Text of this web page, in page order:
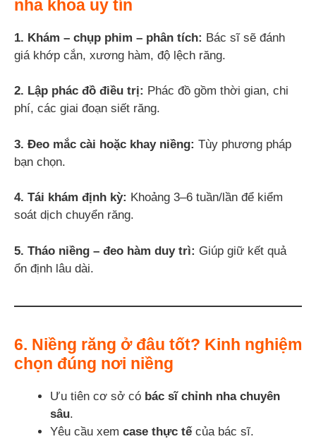
nha khoa uy tín
1. Khám – chụp phim – phân tích: Bác sĩ sẽ đánh
giá khớp cắn, xương hàm, độ lệch răng.
2. Lập phác đồ điều trị: Phác đồ gồm thời gian, chi
phí, các giai đoạn siết răng.
3. Đeo mắc cài hoặc khay niềng: Tùy phương pháp
bạn chọn.
4. Tái khám định kỳ: Khoảng 3–6 tuần/lần để kiểm
soát dịch chuyển răng.
5. Tháo niềng – đeo hàm duy trì: Giúp giữ kết quả
ổn định lâu dài.
6. Niềng răng ở đâu tốt? Kinh nghiệm
chọn đúng nơi niềng
Ưu tiên cơ sở có bác sĩ chỉnh nha chuyên
sâu.
Yêu cầu xem case thực tếcủa bác sĩ.